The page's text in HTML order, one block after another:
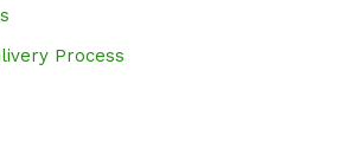
Process